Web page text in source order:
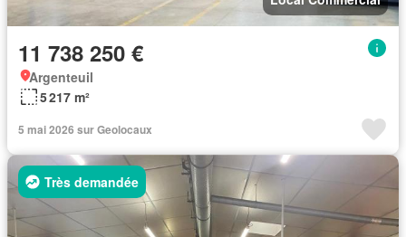
11 738 250 €
Argenteuil
5 217 m²
5 mai 2026 sur Geolocaux
Très demandée